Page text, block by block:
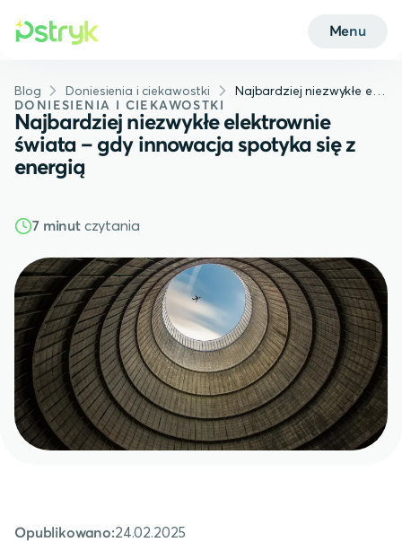
Menu
Blog Doniesienia i ciekawostki
DONIESIENIA I CIEKAWOSTKI
Najbardziej niezwykłe elektrownie
świata – gdy innowacja spotyka się z
energią
7 minutczytania
Opublikowano:24.02.2025